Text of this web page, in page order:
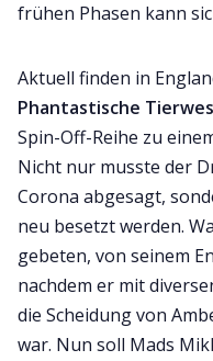
frühen Phasen kann
Aktuell finden in
Phantastische
Spin-Off-Reihe zu
Nicht nur musste der
Corona abgesagt,
neu besetzt werden.
gebeten, von seinem
nachdem er mit
die Scheidung von
war. Nun soll Mads